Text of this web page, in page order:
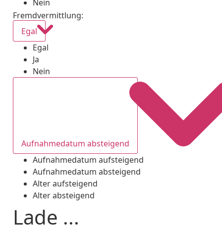
Nein
Fremdvermittlung:
Egal
Egal
Ja
Nein
Aufnahmedatum absteigend
Aufnahmedatum aufsteigend
Aufnahmedatum absteigend
Alter aufsteigend
Alter absteigend
Lade ...